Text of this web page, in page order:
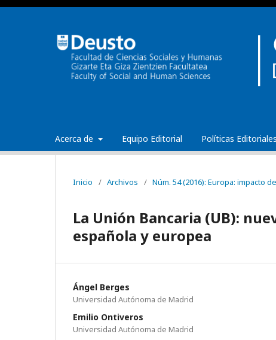
Acerca de Equipo Editorial Políticas Editoriales
Inicio / Archivos / Núm. 54 (2016): Europa: impacto
La Unión Bancaria (UB):
española y europea
Ángel Berges
Universidad Autónoma de Madrid
Emilio Ontiveros
Universidad Autónoma de Madrid